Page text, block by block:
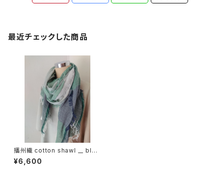
最近チェックした商品
播州織 cotton shawl __ bloc
k 220
¥6,600